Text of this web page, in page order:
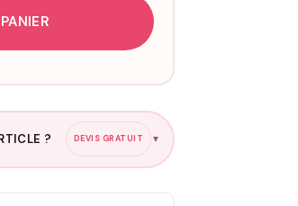
? DEVIS GRATUIT ▼